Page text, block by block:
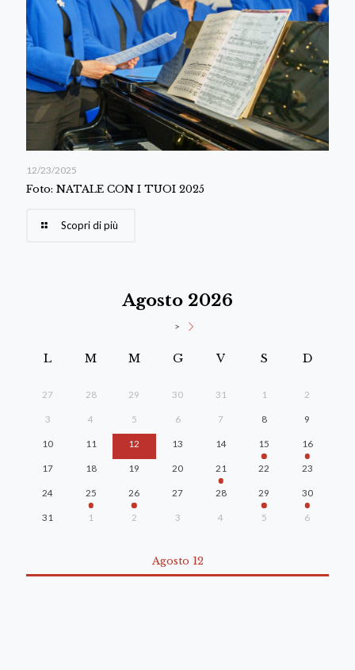
12/23/2025
Foto: NATALE CON I TUOI 2025
Scopri di più
Agosto 2026
>
L M M G V S D
27 28 29 30 31 1 2
3 4 5 6 7 8 9
10 11 12 13 14 15 16
17 18 19 20 21 22 23
24 25 26 27 28 29 30
31 1 2 3 4 5 6
Agosto 12